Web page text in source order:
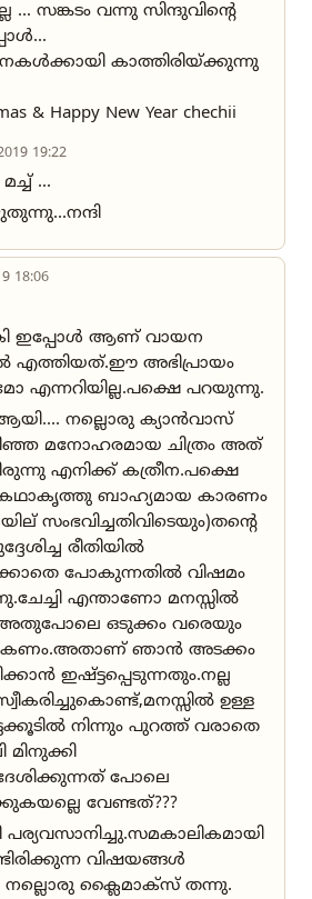
... സങ്കടം വന്നു സിന്ദുവിന്റെ
കാത്തിരിയ്ക്കുന്നു
& Happy New Year chechii
19:22
...
18:06
ഇപ്പോൾ ആണ് വായന
എത്തിയത്.ഈ അഭിപ്രായം
എന്നറിയില്ല.പക്ഷെ പറയുന്നു.
നല്ലൊരു ക്യാൻവാസ്
മനോഹരമായ ചിത്രം അത്‌
എനിക്ക്‌ കത്രീന.പക്ഷെ
കഥാകൃത്തു ബാഹ്യമായ കാരണം
സംഭവിച്ചതിവിടെയും)തന്റെ
രീതിയിൽ
പോകുന്നതിൽ വിഷമം
എന്താണോ മനസ്സിൽ
ഒടുക്കം വരെയും
ഞാൻ അടക്കം
ഇഷ്ട്ടപ്പെടുന്നതും.നല്ല
ഉള്ള
നിന്നും പുറത്ത് വരാതെ
മിനുക്കി
പോലെ
വേണ്ടത്???
പര്യവസാനിച്ചു.സമകാലികമായി
വിഷയങ്ങൾ
നല്ലൊരു ക്ലൈമാക്സ്‌ തന്നു.